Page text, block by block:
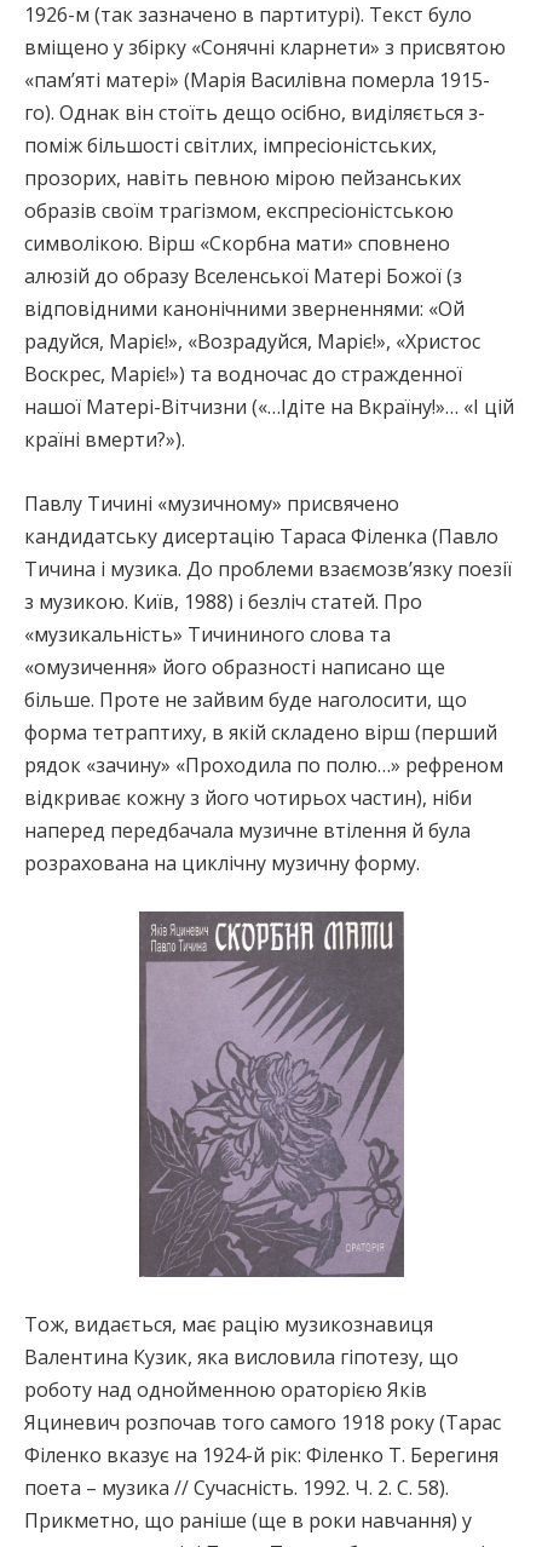
1926-м (так зазначено в партитурі). Текст було
вміщено у збірку «Сонячні кларнети» з присвятою
«пам’яті матері» (Марія Василівна померла 1915-
го). Однак він стоїть дещо осібно, виділяється з-
поміж більшості світлих, імпресіоністських,
прозорих, навіть певною мірою пейзанських
образів своїм трагізмом, експресіоністською
символікою. Вірш «Скорбна мати» сповнено
алюзій до образу Вселенської Матері Божої (з
відповідними канонічними зверненнями: «Ой
радуйся, Маріє!», «Возрадуйся, Маріє!», «Христос
Воскрес, Маріє!») та водночас до стражденної
нашої Матері-Вітчизни («…Ідіте на Вкраїну!»… «І цій
країні вмерти?»).
Павлу Тичині «музичному» присвячено
кандидатську дисертацію Тараса Філенка (Павло
Тичина і музика. До проблеми взаємозв’язку поезії
з музикою. Київ, 1988) і безліч статей. Про
«музикальність» Тичининого слова та
«омузичення» його образності написано ще
більше. Проте не зайвим буде наголосити, що
форма тетраптиху, в якій складено вірш (перший
рядок «зачину» «Проходила по полю…» рефреном
відкриває кожну з його чотирьох частин), ніби
наперед передбачала музичне втілення й була
розрахована на циклічну музичну форму.
Тож, видається, має рацію музикознавиця
Валентина Кузик, яка висловила гіпотезу, що
роботу над однойменною ораторією Яків
Яциневич розпочав того самого 1918 року (Тарас
Філенко вказує на 1924-й рік: Філенко Т. Берегиня
поета – музика // Сучасність. 1992. Ч. 2. С. 58).
Прикметно, що раніше (ще в роки навчання) у